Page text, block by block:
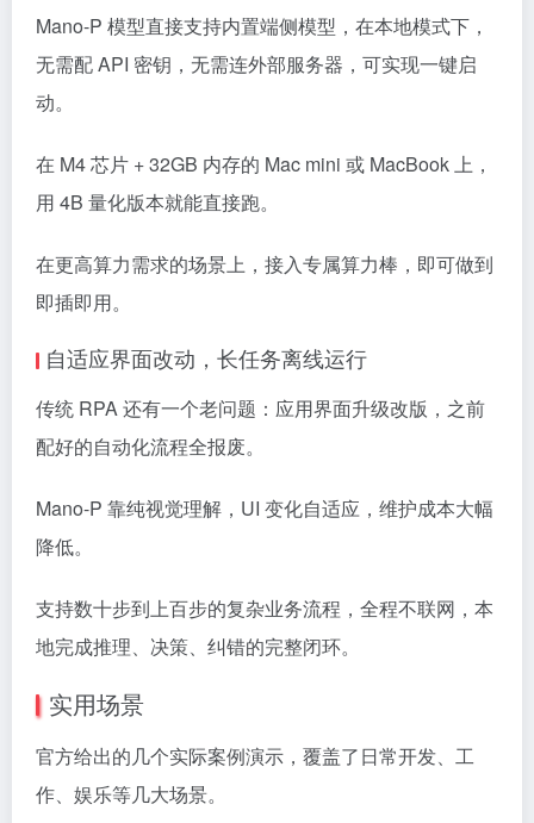
Mano-P 模型直接支持内置端侧模型，在本地模式下，
无需配 API 密钥，无需连外部服务器，可实现一键启
动。
在 M4 芯片 + 32GB 内存的 Mac mini 或 MacBook 上，
用 4B 量化版本就能直接跑。
在更高算力需求的场景上，接入专属算力棒，即可做到
即插即用。
自适应界面改动，长任务离线运行
传统 RPA 还有一个老问题：应用界面升级改版，之前
配好的自动化流程全报废。
Mano-P 靠纯视觉理解，UI 变化自适应，维护成本大幅
降低。
支持数十步到上百步的复杂业务流程，全程不联网，本
地完成推理、决策、纠错的完整闭环。
实用场景
官方给出的几个实际案例演示，覆盖了日常开发、工
作、娱乐等几大场景。